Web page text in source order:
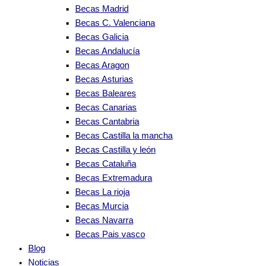
Becas Madrid
Becas C. Valenciana
Becas Galicia
Becas Andalucía
Becas Aragon
Becas Asturias
Becas Baleares
Becas Canarias
Becas Cantabria
Becas Castilla la mancha
Becas Castilla y león
Becas Cataluña
Becas Extremadura
Becas La rioja
Becas Murcia
Becas Navarra
Becas Pais vasco
Blog
Noticias